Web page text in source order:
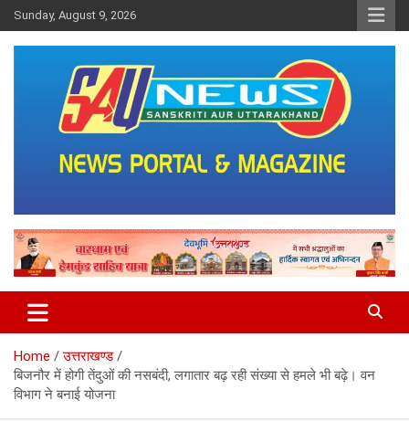
Skip
to
content
Sunday, August 9, 2026
saunewsnetwork
Home
उत्तराखण्ड
बिजनौर में होगी तेंदुओं की नसबंदी, लगातार बढ़ रही संख्या से हमले भी बढ़े। वन
विभाग ने बनाई योजना